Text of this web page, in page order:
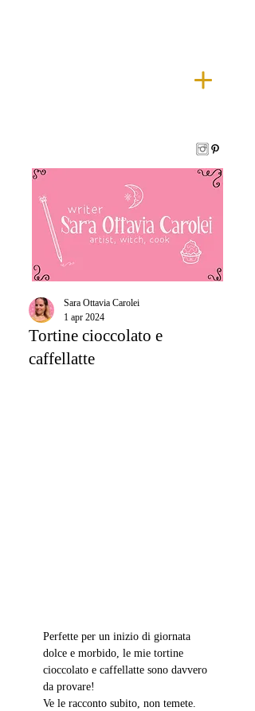
Tortine cioccolato e
caffellatte
Sara Ottavia Carolei
1 apr 2024
Perfette per un inizio di giornata
dolce e morbido, le mie tortine
cioccolato e caffellatte sono davvero
da provare!
Ve le racconto subito, non temete.